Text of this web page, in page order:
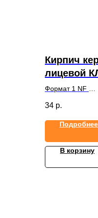
Кирпич
лицевой
1NF УС
Формат 1 NF
34 р.
Подробнее
В корзину